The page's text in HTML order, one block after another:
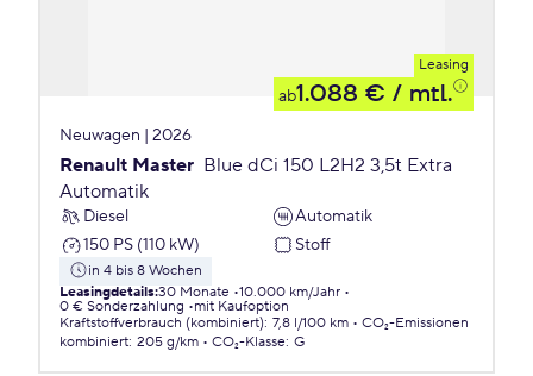
Leasing
ab1.088 € / mtl.
Neuwagen | 2026
Renault Master Blue dCi 150 L2H2 3,5t Extra
Automatik
Diesel
Automatik
150 PS (110 kW)
Stoff
in 4 bis 8 Wochen
Leasingdetails:30 Monate 10.000 km/Jahr
0 € Sonderzahlung
mit Kaufoption
Kraftstoffverbrauch (kombiniert): 7,8 l/100 km
CO₂-Emissionen
kombiniert: 205 g/km CO₂-Klasse: G